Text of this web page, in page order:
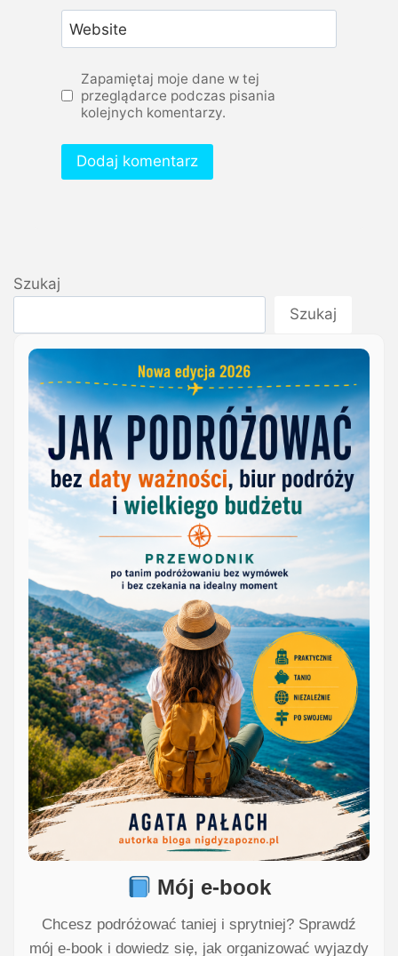
Website
Zapamiętaj moje dane w tej
przeglądarce podczas pisania
kolejnych komentarzy.
Szukaj
Szukaj
Mój e-book
Chcesz podróżować taniej i sprytniej? Sprawdź
mój e-book i dowiedz się, jak organizować wyjazdy